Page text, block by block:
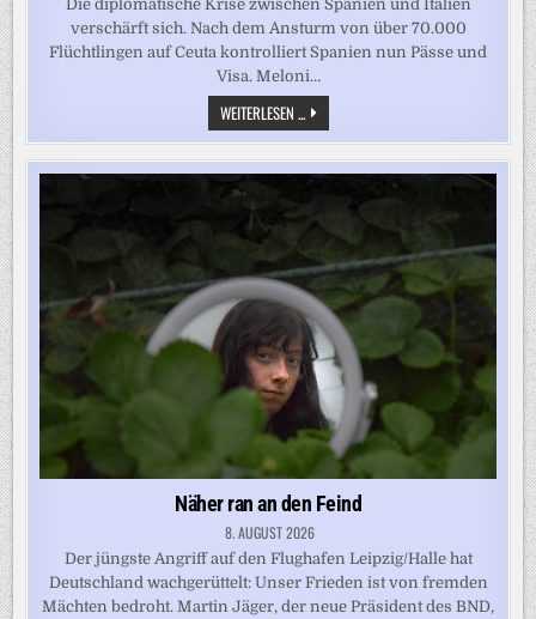
Die diplomatische Krise zwischen Spanien und Italien
verschärft sich. Nach dem Ansturm von über 70.000
Flüchtlingen auf Ceuta kontrolliert Spanien nun Pässe und
Visa. Meloni…
WEITERLESEN ...SPANIEN
VERSCHÄRFT
GRENZKONTROLLEN
Näher ran an den Feind
8. AUGUST 2026
Der jüngste Angriff auf den Flughafen Leipzig/Halle hat
Deutschland wachgerüttelt: Unser Frieden ist von fremden
Mächten bedroht. Martin Jäger, der neue Präsident des BND,